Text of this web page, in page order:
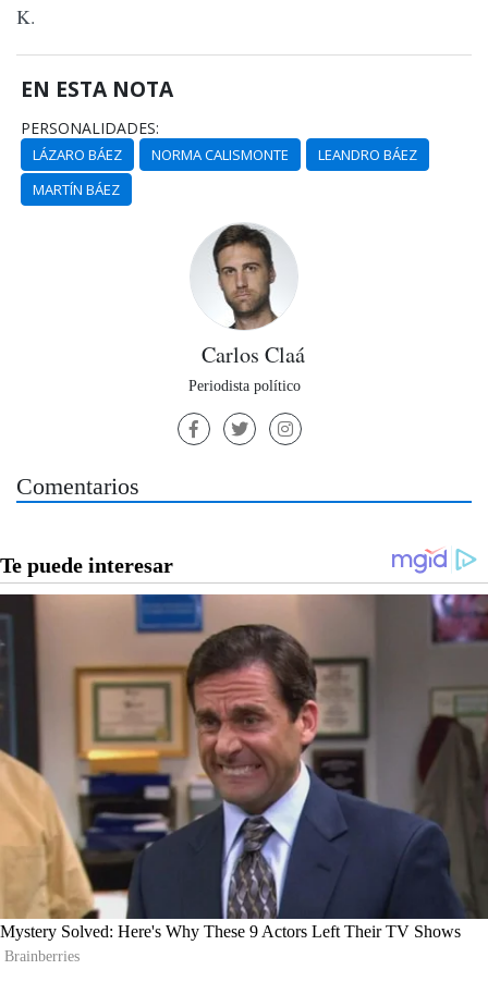
K.
EN ESTA NOTA
PERSONALIDADES:
LÁZARO BÁEZ NORMA CALISMONTE
LEANDRO BÁEZ
MARTÍN BÁEZ
Carlos Claá
Periodista político
Comentarios